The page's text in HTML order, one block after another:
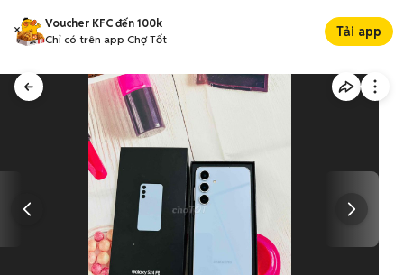
Voucher KFC đến 100k
Chỉ có trên app Chợ Tốt
Tải app